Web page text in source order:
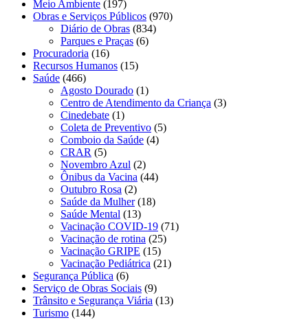
Meio Ambiente (197)
Obras e Serviços Públicos (970)
Diário de Obras (834)
Parques e Praças (6)
Procuradoria (16)
Recursos Humanos (15)
Saúde (466)
Agosto Dourado (1)
Centro de Atendimento da Criança (3)
Cinedebate (1)
Coleta de Preventivo (5)
Comboio da Saúde (4)
CRAR (5)
Novembro Azul (2)
Ônibus da Vacina (44)
Outubro Rosa (2)
Saúde da Mulher(18)
Saúde Mental (13)
Vacinação COVID-19 (71)
Vacinação de rotina (25)
Vacinação GRIPE (15)
Vacinação Pediátrica (21)
Segurança Pública (6)
Serviço de Obras Sociais (9)
Trânsito e Segurança Viária (13)
Turismo (144)